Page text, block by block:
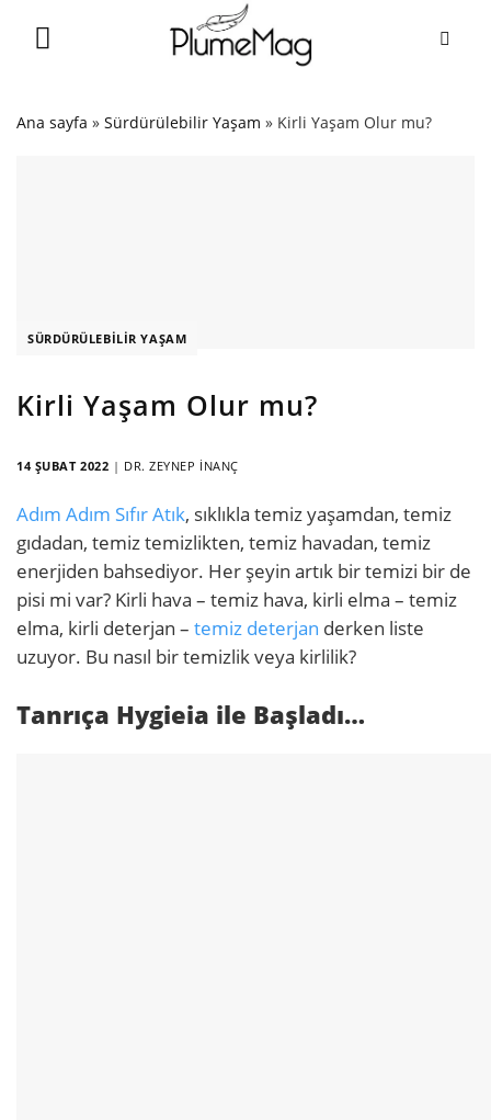
Ana sayfa » Sürdürülebilir Yaşam » Kirli Yaşam Olur mu?
SÜRDÜRÜLEBILIR YAŞAM
Kirli Yaşam Olur mu?
14 ŞUBAT 2022 | DR. ZEYNEP İNANÇ
Adım Adım Sıfır Atık, sıklıkla temiz yaşamdan, temiz
gıdadan, temiz temizlikten, temiz havadan, temiz
enerjiden bahsediyor. Her şeyin artık bir temizi bir de
pisi mi var? Kirli hava – temiz hava, kirli elma – temiz
elma, kirli deterjan – temiz deterjan derken liste
uzuyor. Bu nasıl bir temizlik veya kirlilik?
Tanrıça Hygieia ile Başladı…